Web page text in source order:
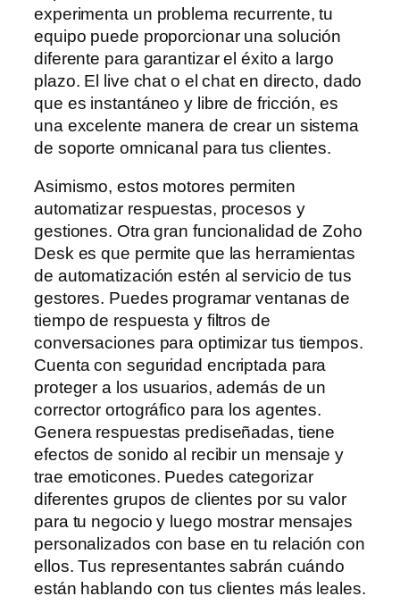
experimenta un problema recurrente, tu
equipo puede proporcionar una solución
diferente para garantizar el éxito a largo
plazo. El live chat o el chat en directo, dado
que es instantáneo y libre de fricción, es
una excelente manera de crear un sistema
de soporte omnicanal para tus clientes.
Asimismo, estos motores permiten
automatizar respuestas, procesos y
gestiones. Otra gran funcionalidad de Zoho
Desk es que permite que las herramientas
de automatización estén al servicio de tus
gestores. Puedes programar ventanas de
tiempo de respuesta y filtros de
conversaciones para optimizar tus tiempos.
Cuenta con seguridad encriptada para
proteger a los usuarios, además de un
corrector ortográfico para los agentes.
Genera respuestas prediseñadas, tiene
efectos de sonido al recibir un mensaje y
trae emoticones. Puedes categorizar
diferentes grupos de clientes por su valor
para tu negocio y luego mostrar mensajes
personalizados con base ​​en tu relación con
ellos. Tus representantes sabrán cuándo
están hablando con tus clientes más leales.